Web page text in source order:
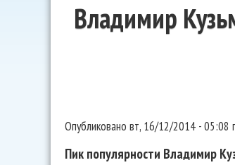
Владимир
Опубликовано вт, 16/12/2014 - 05:08
Пик популярности Владимир